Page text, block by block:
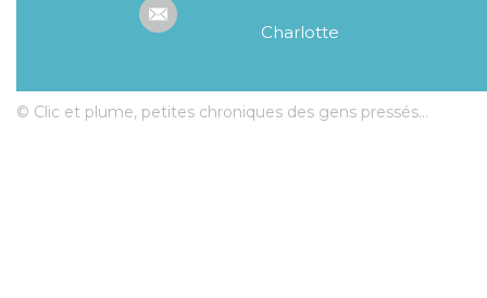
Charlotte
© Clic et plume, petites chroniques des gens pressés...